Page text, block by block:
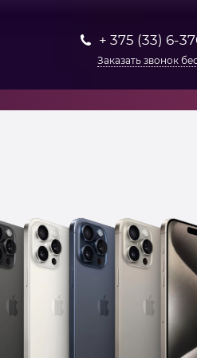
+ 375 (33) 6-
Заказать звонок